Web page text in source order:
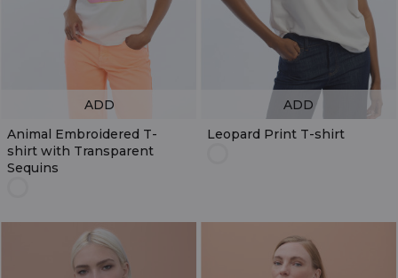
Animal Embroidered T-
shirt with Transparent
Sequins
ADD
Leopard Print T-shirt
ADD